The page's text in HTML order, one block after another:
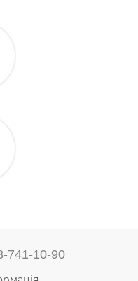
741-10-90